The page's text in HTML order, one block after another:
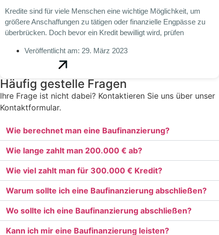
Kredite sind für viele Menschen eine wichtige Möglichkeit, um
größere Anschaffungen zu tätigen oder finanzielle Engpässe zu
überbrücken. Doch bevor ein Kredit bewilligt wird, prüfen
Veröffentlicht am: 29. März 2023
Häufig gestelle Fragen
Ihre Frage ist nicht dabei? Kontaktieren Sie uns über unser
Kontaktformular.
Wie berechnet man eine Baufinanzierung?
Wie lange zahlt man 200.000 € ab?
Wie viel zahlt man für 300.000 € Kredit?
Warum sollte ich eine Baufinanzierung abschließen?
Wo sollte ich eine Baufinanzierung abschließen?
Kann ich mir eine Baufinanzierung leisten?